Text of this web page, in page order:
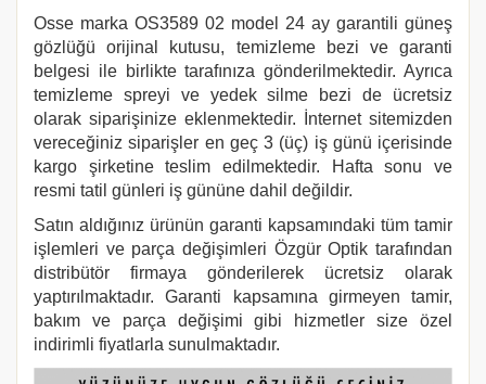
Osse marka OS3589 02 model 24 ay garantili güneş
gözlüğü orijinal kutusu, temizleme bezi ve garanti
belgesi ile birlikte tarafınıza gönderilmektedir. Ayrıca
temizleme spreyi ve yedek silme bezi de ücretsiz
olarak siparişinize eklenmektedir. İnternet sitemizden
vereceğiniz siparişler en geç 3 (üç) iş günü içerisinde
kargo şirketine teslim edilmektedir. Hafta sonu ve
resmi tatil günleri iş gününe dahil değildir.
Satın aldığınız ürünün garanti kapsamındaki tüm tamir
işlemleri ve parça değişimleri Özgür Optik tarafından
distribütör firmaya gönderilerek ücretsiz olarak
yaptırılmaktadır. Garanti kapsamına girmeyen tamir,
bakım ve parça değişimi gibi hizmetler size özel
indirimli fiyatlarla sunulmaktadır.